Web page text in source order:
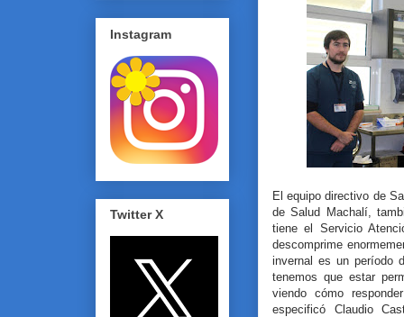
El equipo directivo de
de Salud Machalí,
tiene el Servicio
descomprime
invernal es un período
tenemos que estar
viendo cómo
especificó Claudio
Instagram
Twitter X